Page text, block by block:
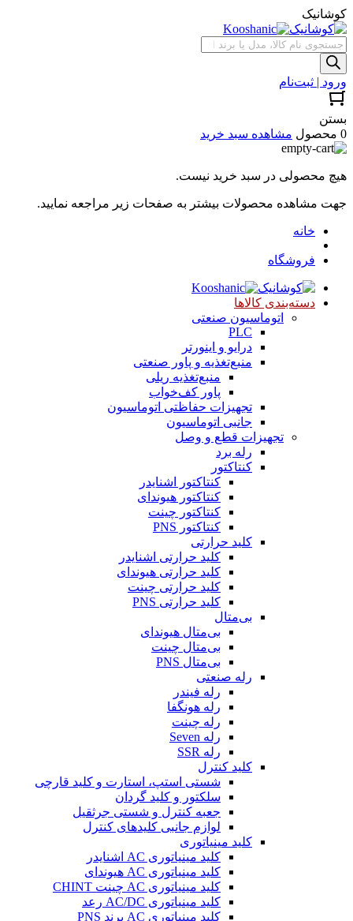
کوشانیک
جستجوی
محصولات
ورود | ثبت‌نام
بستن
0 محصول
مشاهده سبد خرید
هیچ محصولی در سبد خرید نیست.
جهت مشاهده محصولات بیشتر به صفحات زیر مراجعه نمایید.
خانه
فروشگاه
دسته‌بندی کالاها
اتوماسیون صنعتی
PLC
درایو و اینورتر
منبع‌تغذیه و پاور صنعتی
منبع‌تغذیه ریلی
پاور کف‌خواب
تجهیزات حفاظتی اتوماسیون
جانبی اتوماسیون
تجهیزات قطع و وصل
رله برد
کنتاکتور
کنتاکتور اشنایدر
کنتاکتور هیوندای
کنتاکتور چینت
کنتاکتور PNS
کلید حرارتی
کلید حرارتی اشنایدر
کلید حرارتی هیوندای
کلید حرارتی چینت
کلید حرارتی PNS
بی‌متال
بی‌متال هیوندای
بی‌متال چینت
بی‌متال PNS
رله صنعتی
رله فیندر
رله هونگفا
رله چینت
رله Seven
رله SSR
کلید کنترل
شستی استپ، استارت و کلید قارچی
سلکتور و کلید گردان
جعبه کنترل و شستی جرثقیل
لوازم جانبی کلیدهای کنترل
کلید مینیاتوری
کلید مینیاتوری AC اشنایدر
کلید مینیاتوری AC هیوندای
کلید مینیاتوری AC چینت CHINT
کلید مینیاتوری AC/DC رعد
کلید مینیاتوری AC برند PNS